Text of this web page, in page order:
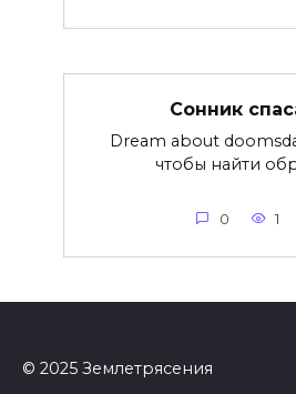
Сонник
Dream about
чтобы найти
0 1
© 2025 Землетрясения